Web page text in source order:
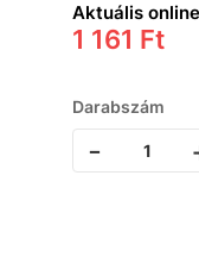
Aktuális
1 161 Ft
Darabszám
-